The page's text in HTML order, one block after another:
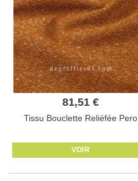
81,51 €
Tissu Bouclette Reliéfée Pero
VOIR